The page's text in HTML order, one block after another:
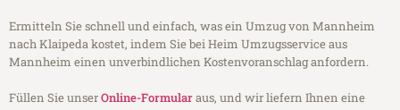
Ermitteln Sie schnell und einfach, was ein Umzug von Mannheim
nach Klaipeda kostet, indem Sie bei Heim Umzugsservice aus
Mannheim einen unverbindlichen Kostenvoranschlag anfordern.
Füllen Sie unserOnline-Formularaus, und wir liefern Ihnen eine